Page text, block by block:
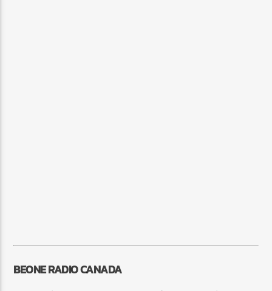
BEONE RADIO CANADA